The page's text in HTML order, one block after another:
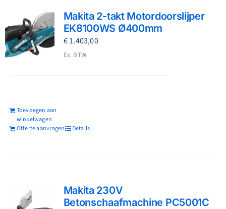
Makita 2-takt Motordoorslijper
EK8100WS Ø400mm
€1.403,00
Ex. BTW
Toevoegen aan
winkelwagen
Offerte aanvragen
Details
Makita 230V
Betonschaafmachine PC5001C